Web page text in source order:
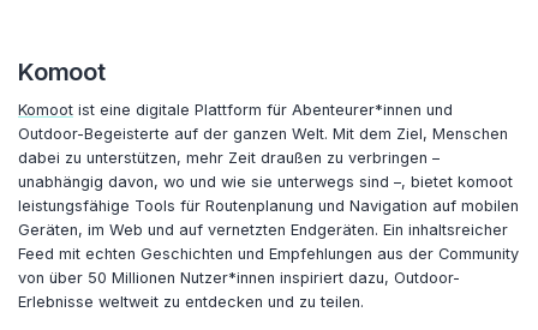
Komoot
Komoot ist eine digitale Plattform für Abenteurer*innen und
Outdoor-Begeisterte auf der ganzen Welt. Mit dem Ziel, Menschen
dabei zu unterstützen, mehr Zeit draußen zu verbringen –
unabhängig davon, wo und wie sie unterwegs sind –, bietet komoot
leistungsfähige Tools für Routenplanung und Navigation auf mobilen
Geräten, im Web und auf vernetzten Endgeräten. Ein inhaltsreicher
Feed mit echten Geschichten und Empfehlungen aus der Community
von über 50 Millionen Nutzer*innen inspiriert dazu, Outdoor-
Erlebnisse weltweit zu entdecken und zu teilen.